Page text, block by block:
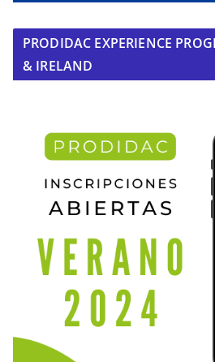
PRODIDAC EXPERIENCE
& IRELAND